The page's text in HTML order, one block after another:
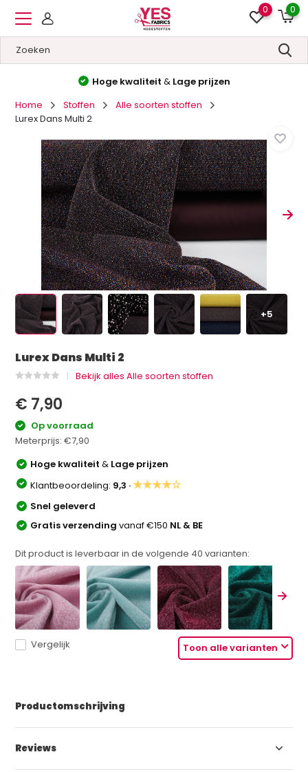
0 0
Hoge kwaliteit & Lage prijzen
Home
Stoffen
Alle soorten stoffen
Lurex Dans Multi 2
+5
Lurex Dans Multi 2
Bekijk alles Alle soorten stoffen
€ 7,90
Op voorraad
Meterprijs:€7,90
Hoge kwaliteit& Lage prijzen
Klantbeoordeling: 9,3 ·★★★★☆
Snel geleverd
Gratis verzendingvanaf €150 NL & BE
Dit product is leverbaar in de volgende 40 varianten:
Toon alle varianten
Vergelijk
Productomschrijving
Reviews